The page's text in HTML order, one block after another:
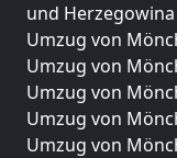
und Herzegowina
Umzug von
Umzug von
Umzug von
Umzug von
Umzug von